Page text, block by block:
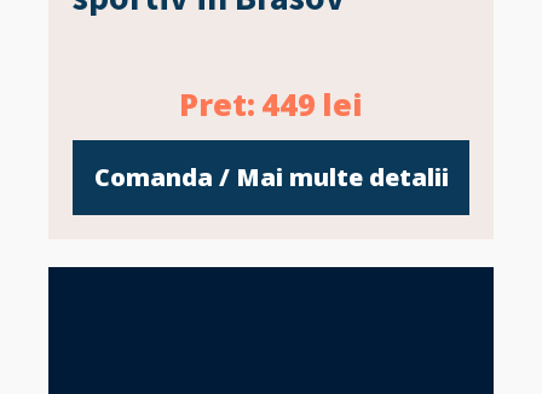
Pret: 449 lei
Comanda / Mai multe detalii